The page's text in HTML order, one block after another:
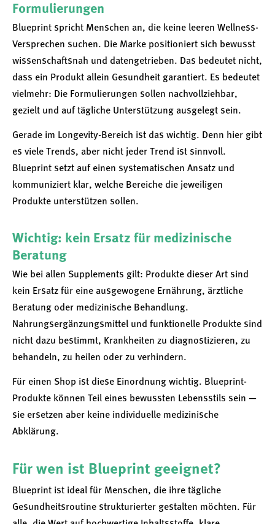
Formulierungen
Blueprint spricht Menschen an, die keine leeren Wellness-
Versprechen suchen. Die Marke positioniert sich bewusst
wissenschaftsnah und datengetrieben. Das bedeutet nicht,
dass ein Produkt allein Gesundheit garantiert. Es bedeutet
vielmehr: Die Formulierungen sollen nachvollziehbar,
gezielt und auf tägliche Unterstützung ausgelegt sein.
Gerade im Longevity-Bereich ist das wichtig. Denn hier gibt
es viele Trends, aber nicht jeder Trend ist sinnvoll.
Blueprint setzt auf einen systematischen Ansatz und
kommuniziert klar, welche Bereiche die jeweiligen
Produkte unterstützen sollen.
Wichtig: kein Ersatz für medizinische
Beratung
Wie bei allen Supplements gilt: Produkte dieser Art sind
kein Ersatz für eine ausgewogene Ernährung, ärztliche
Beratung oder medizinische Behandlung.
Nahrungsergänzungsmittel und funktionelle Produkte sind
nicht dazu bestimmt, Krankheiten zu diagnostizieren, zu
behandeln, zu heilen oder zu verhindern.
Für einen Shop ist diese Einordnung wichtig. Blueprint-
Produkte können Teil eines bewussten Lebensstils sein —
sie ersetzen aber keine individuelle medizinische
Abklärung.
Für wen ist Blueprint geeignet?
Blueprint ist ideal für Menschen, die ihre tägliche
Gesundheitsroutine strukturierter gestalten möchten. Für